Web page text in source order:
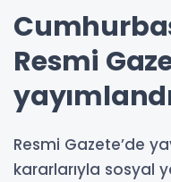
Resmi
Resmi Gazete’de
kararlarıyla sosyal